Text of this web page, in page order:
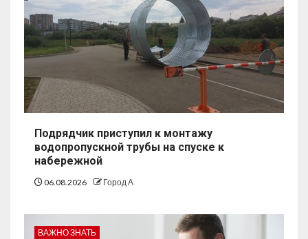
Подрядчик приступил к монтажу
водопропускной трубы на спуске к
набережной
06.08.2026 Город А
ВАЖНО ЗНАТЬ